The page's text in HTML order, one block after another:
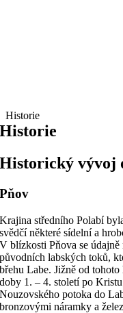
Historie
Historie
Historický vývoj
Pňov
Krajina středního Polabí
svědčí některé sídelní a
V blízkosti Pňova se údajně
původních labských toků,
břehu Labe. Jižně od
doby 1. – 4. století po
Nouzovského potoka do
bronzovými náramky a